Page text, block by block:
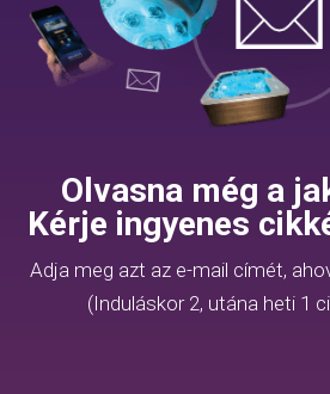
Olvasna még a
Kérje ingyenes
Adja meg azt az e-mail címét,
(Induláskor 2, utána heti 1